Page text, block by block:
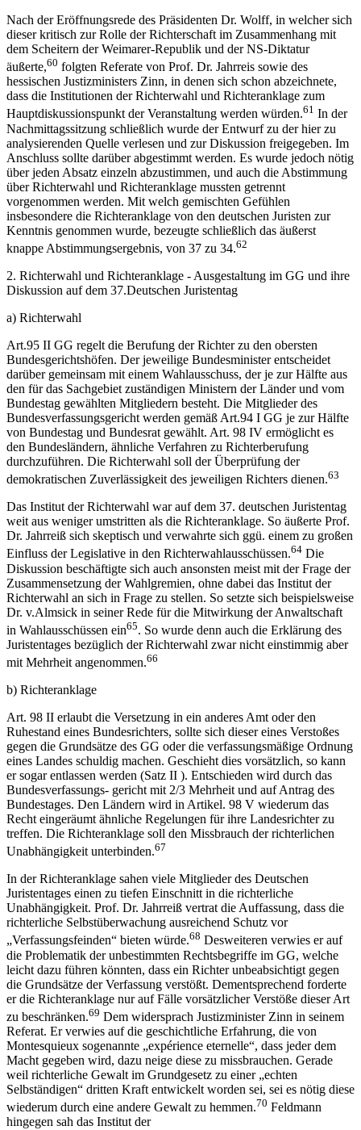
Nach der Eröffnungsrede des Präsidenten Dr. Wolff, in welcher sich
dieser kritisch zur Rolle der Richterschaft im Zusammenhang mit
dem Scheitern der Weimarer-Republik und der NS-Diktatur
äußerte,60 folgten Referate von Prof. Dr. Jahrreis sowie des
hessischen Justizministers Zinn, in denen sich schon abzeichnete,
dass die Institutionen der Richterwahl und Richteranklage zum
Hauptdiskussionspunkt der Veranstaltung werden würden.61 In der
Nachmittagssitzung schließlich wurde der Entwurf zu der hier zu
analysierenden Quelle verlesen und zur Diskussion freigegeben. Im
Anschluss sollte darüber abgestimmt werden. Es wurde jedoch nötig
über jeden Absatz einzeln abzustimmen, und auch die Abstimmung
über Richterwahl und Richteranklage mussten getrennt
vorgenommen werden. Mit welch gemischten Gefühlen
insbesondere die Richteranklage von den deutschen Juristen zur
Kenntnis genommen wurde, bezeugte schließlich das äußerst
knappe Abstimmungsergebnis, von 37 zu 34.62
2. Richterwahl und Richteranklage - Ausgestaltung im GG und ihre
Diskussion auf dem 37.Deutschen Juristentag
a) Richterwahl
Art.95 II GG regelt die Berufung der Richter zu den obersten
Bundesgerichtshöfen. Der jeweilige Bundesminister entscheidet
darüber gemeinsam mit einem Wahlausschuss, der je zur Hälfte aus
den für das Sachgebiet zuständigen Ministern der Länder und vom
Bundestag gewählten Mitgliedern besteht. Die Mitglieder des
Bundesverfassungsgericht werden gemäß Art.94 I GG je zur Hälfte
von Bundestag und Bundesrat gewählt. Art. 98 IV ermöglicht es
den Bundesländern, ähnliche Verfahren zu Richterberufung
durchzuführen. Die Richterwahl soll der Überprüfung der
demokratischen Zuverlässigkeit des jeweiligen Richters dienen.63
Das Institut der Richterwahl war auf dem 37. deutschen Juristentag
weit aus weniger umstritten als die Richteranklage. So äußerte Prof.
Dr. Jahrreiß sich skeptisch und verwahrte sich ggü. einem zu großen
Einfluss der Legislative in den Richterwahlausschüssen.64 Die
Diskussion beschäftigte sich auch ansonsten meist mit der Frage der
Zusammensetzung der Wahlgremien, ohne dabei das Institut der
Richterwahl an sich in Frage zu stellen. So setzte sich beispielsweise
Dr. v.Almsick in seiner Rede für die Mitwirkung der Anwaltschaft
in Wahlausschüssen ein65. So wurde denn auch die Erklärung des
Juristentages bezüglich der Richterwahl zwar nicht einstimmig aber
mit Mehrheit angenommen.66
b) Richteranklage
Art. 98 II erlaubt die Versetzung in ein anderes Amt oder den
Ruhestand eines Bundesrichters, sollte sich dieser eines Verstoßes
gegen die Grundsätze des GG oder die verfassungsmäßige Ordnung
eines Landes schuldig machen. Geschieht dies vorsätzlich, so kann
er sogar entlassen werden (Satz II ). Entschieden wird durch das
Bundesverfassungs- gericht mit 2/3 Mehrheit und auf Antrag des
Bundestages. Den Ländern wird in Artikel. 98 V wiederum das
Recht eingeräumt ähnliche Regelungen für ihre Landesrichter zu
treffen. Die Richteranklage soll den Missbrauch der richterlichen
Unabhängigkeit unterbinden.67
In der Richteranklage sahen viele Mitglieder des Deutschen
Juristentages einen zu tiefen Einschnitt in die richterliche
Unabhängigkeit. Prof. Dr. Jahrreiß vertrat die Auffassung, dass die
richterliche Selbstüberwachung ausreichend Schutz vor
„Verfassungsfeinden“ bieten würde.68 Desweiteren verwies er auf
die Problematik der unbestimmten Rechtsbegriffe im GG, welche
leicht dazu führen könnten, dass ein Richter unbeabsichtigt gegen
die Grundsätze der Verfassung verstößt. Dementsprechend forderte
er die Richteranklage nur auf Fälle vorsätzlicher Verstöße dieser Art
zu beschränken.69 Dem widersprach Justizminister Zinn in seinem
Referat. Er verwies auf die geschichtliche Erfahrung, die von
Montesquieux sogenannte „expérience eternelle“, dass jeder dem
Macht gegeben wird, dazu neige diese zu missbrauchen. Gerade
weil richterliche Gewalt im Grundgesetz zu einer „echten
Selbständigen“ dritten Kraft entwickelt worden sei, sei es nötig diese
wiederum durch eine andere Gewalt zu hemmen.70 Feldmann
hingegen sah das Institut der